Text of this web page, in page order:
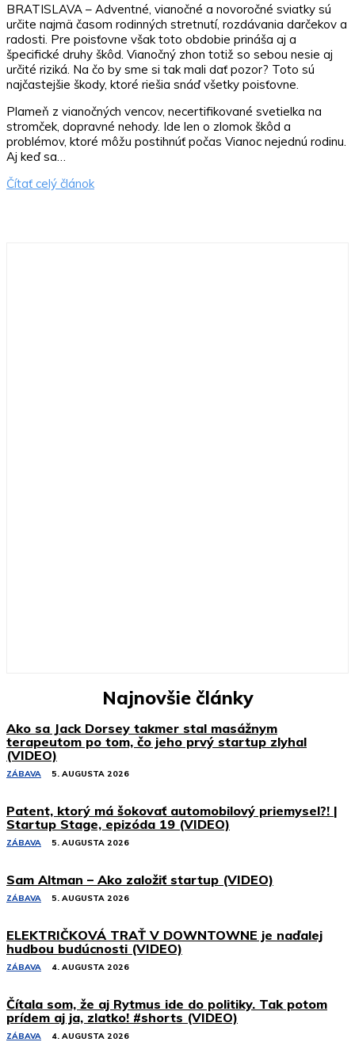
BRATISLAVA – Adventné, vianočné a novoročné sviatky sú
určite najmä časom rodinných stretnutí, rozdávania darčekov a
radosti. Pre poisťovne však toto obdobie prináša aj a
špecifické druhy škôd. Vianočný zhon totiž so sebou nesie aj
určité riziká. Na čo by sme si tak mali dať pozor? Toto sú
najčastejšie škody, ktoré riešia snáď všetky poisťovne.
Plameň z vianočných vencov, necertifikované svetielka na
stromček, dopravné nehody. Ide len o zlomok škôd a
problémov, ktoré môžu postihnúť počas Vianoc nejednú rodinu.
Aj keď sa…
Čítať celý článok
Najnovšie články
Ako sa Jack Dorsey takmer stal masážnym
terapeutom po tom, čo jeho prvý startup zlyhal
(VIDEO)
ZÁBAVA 5. AUGUSTA 2026
Patent, ktorý má šokovať automobilový priemysel?! |
Startup Stage, epizóda 19 (VIDEO)
ZÁBAVA 5. AUGUSTA 2026
Sam Altman – Ako založiť startup (VIDEO)
ZÁBAVA 5. AUGUSTA 2026
ELEKTRIČKOVÁ TRAŤ V DOWNTOWNE je naďalej
hudbou budúcnosti (VIDEO)
ZÁBAVA 4. AUGUSTA 2026
Čítala som, že aj Rytmus ide do politiky. Tak potom
prídem aj ja, zlatko! #shorts (VIDEO)
ZÁBAVA 4. AUGUSTA 2026